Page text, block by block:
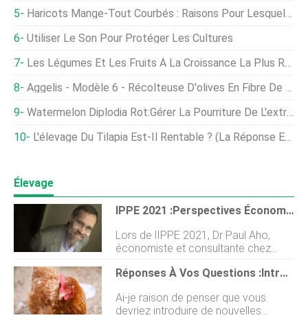
Haricots Mange-Tout Courbés : Raisons Pour Lesquelles Les Gousses De Haricots Se Courbent Pendant La Croissance
Utiliser Le Son Pour Protéger Les Cultures
Les Légumes Et Les Fruits À La Croissance La Plus Rapide Que Chaque Survivant Devrait Savoir Cultiver
Aggelis - Modèle 6 - Récolteuse D'olives En Fibre De Carbone À Double Râteau
Watermelon Diplodia Rot:Gérer La Pourriture De L'extrémité De La Tige Des Fruits De La Pastèque
L'élevage Du Tilapia Est-Il Rentable ? (La Réponse Est Un Peu Complexe)
Élevage
IPPE 2021 :Perspectives Économiques Post-COVID Pour La Volaille Américaine
Lors de lIPPE 2021, Dr Paul Aho,
économiste et consultante chez
Poultry Perspective , a donné des
perspectives économiques post-
américaine. Lindustrie américaine
était sur une tendance globale de
Réponses À Vos Questions :introduction De Nouvelles Poules, Changements De Régime Alimentaire Et Cultures Impactées
Ai-je raison de penser que vous
devriez introduire de nouvelles